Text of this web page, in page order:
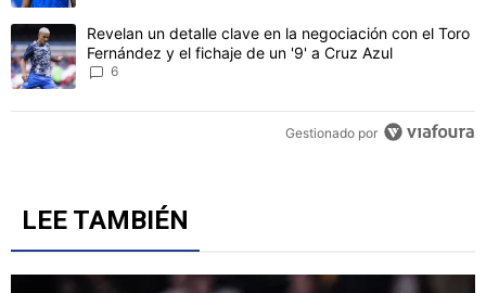
Un artículo de tendencia con el título "Revelan un detalle clave
Revelan un detalle clave en la negociación con el Toro
Fernández y el fichaje de un '9' a Cruz Azul
6
Gestionado por
LEE TAMBIÉN